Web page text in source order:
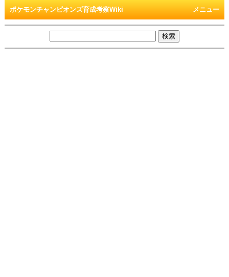
メニュー
ポケモンチャンピオンズ育成考察Wiki